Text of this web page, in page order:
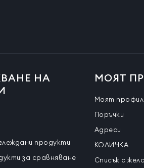
НА
продукти
за сравняване
МОЯТ
Моят профил
Поръчки
Адреси
КОЛИЧКА
Списък с